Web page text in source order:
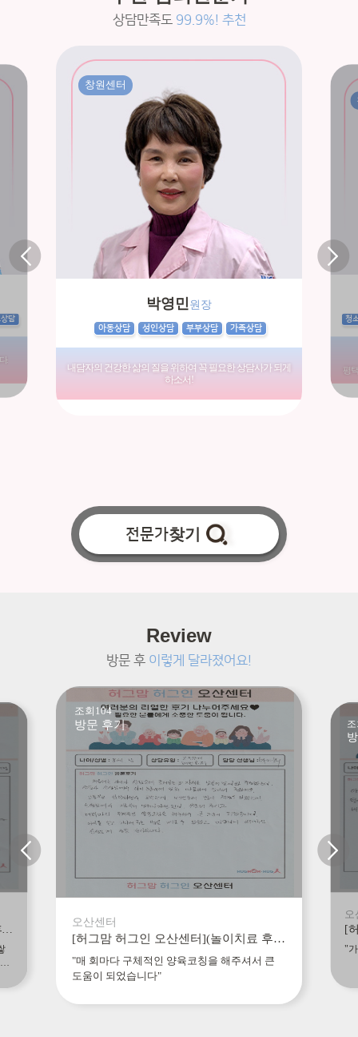
상담만족도 99.9%! 추천
담
.
창원센터
박영민 원장
아동상담 성인상담 부부상담 가족상담
내담자의 건강한 삶의 질을 위하여 꼭 필요한 상담사가 되게
하소서!
청
평
전문가찾기
Review
방문 후 이렇게 달라졌어요!
조회104
방문 후기
오산센터
[허그맘 허그인 오산센터](놀이치료 후기) "매 회마다 구체적인 양육코칭을 해주셔서 큰 도움이 되었습니다"
"매 회마다 구체적인 양육코칭을 해주셔서 큰
도움이 되었습니다"
오
"